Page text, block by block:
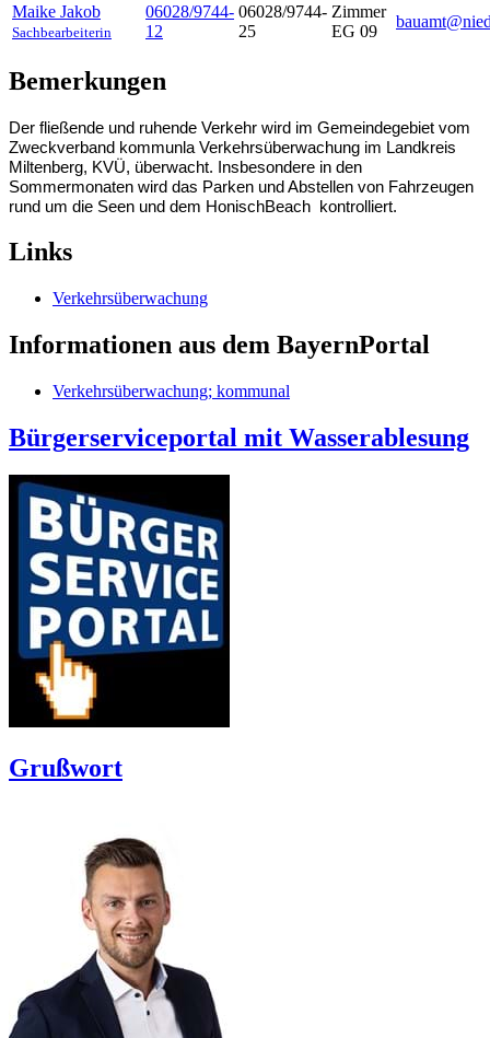
Maike Jakob
Sachbearbeiterin
06028/9744-
12
06028/9744-
25
Zimmer
EG 09
Bemerkungen
Der fließende und ruhende Verkehr wird im Gemeindegebiet vom
Zweckverband kommunla Verkehrsüberwachung im Landkreis
Miltenberg, KVÜ, überwacht. Insbesondere in den
Sommermonaten wird das Parken und Abstellen von Fahrzeugen
rund um die Seen und dem HonischBeach kontrolliert.
Links
Verkehrsüberwachung
Informationen aus dem BayernPortal
Verkehrsüberwachung; kommunal
Bürgerserviceportal mit Wasserablesung
Grußwort